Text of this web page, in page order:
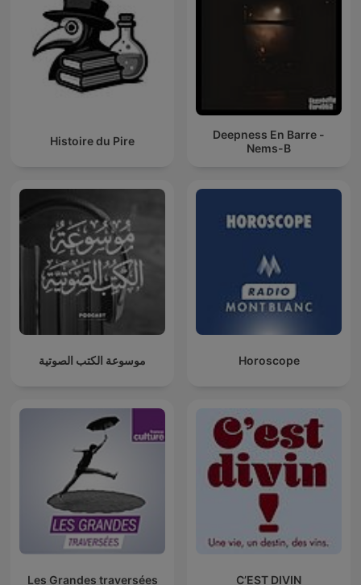
Histoire du Pire
Deepness En Barre -
Nems-B
موسوعة الكتب الصوتية Horoscope
Les Grandes traversées C’EST DIVIN